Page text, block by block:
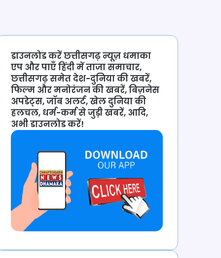
डाउनलोड करें छत्तीसगढ़ न्यूज़ धमाका
एप और पाएँ हिंदी में ताजा समाचार,
छत्तीसगढ़ समेत देश-दुनिया की खबरें,
फिल्म और मनोरंजन की खबरें, बिज़नेस
अपडेट्स, जॉब अलर्ट, खेल दुनिया की
हलचल, धर्म-कर्म से जुड़ी खबरें, आदि,
अभी डाउनलोड करें!